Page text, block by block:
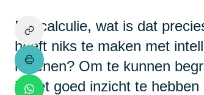
Dyscalculie, wat is dat
heeft niks te maken met
rekenen? Om te kunnen
is het goed inzicht te